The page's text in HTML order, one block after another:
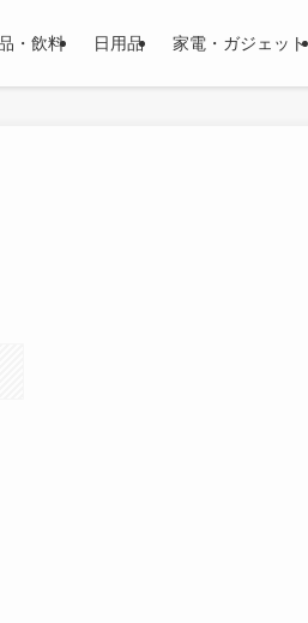
・飲料 日用品 家電・ガジェット